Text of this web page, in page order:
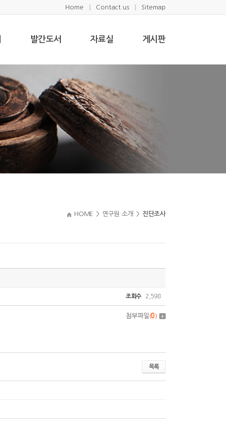
Home Contact us Sitemap
발간도서 자료실 게시판
HOME > 연구원 소개 > 진단조사
조회수 2,598
첨부파일 (0)
목록